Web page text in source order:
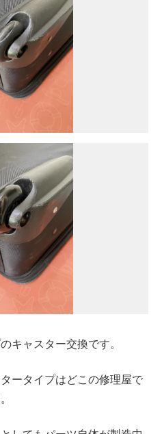
キャスター交換です。
ータイプはどこの修理屋で